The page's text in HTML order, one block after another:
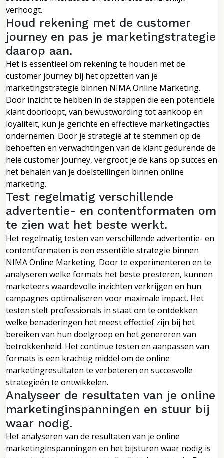
verhoogt.
Houd rekening met de customer
journey en pas je marketingstrategie
daarop aan.
Het is essentieel om rekening te houden met de
customer journey bij het opzetten van je
marketingstrategie binnen NIMA Online Marketing.
Door inzicht te hebben in de stappen die een potentiële
klant doorloopt, van bewustwording tot aankoop en
loyaliteit, kun je gerichte en effectieve marketingacties
ondernemen. Door je strategie af te stemmen op de
behoeften en verwachtingen van de klant gedurende de
hele customer journey, vergroot je de kans op succes en
het behalen van je doelstellingen binnen online
marketing.
Test regelmatig verschillende
advertentie- en contentformaten om
te zien wat het beste werkt.
Het regelmatig testen van verschillende advertentie- en
contentformaten is een essentiële strategie binnen
NIMA Online Marketing. Door te experimenteren en te
analyseren welke formats het beste presteren, kunnen
marketeers waardevolle inzichten verkrijgen en hun
campagnes optimaliseren voor maximale impact. Het
testen stelt professionals in staat om te ontdekken
welke benaderingen het meest effectief zijn bij het
bereiken van hun doelgroep en het genereren van
betrokkenheid. Het continue testen en aanpassen van
formats is een krachtig middel om de online
marketingresultaten te verbeteren en succesvolle
strategieën te ontwikkelen.
Analyseer de resultaten van je online
marketinginspanningen en stuur bij
waar nodig.
Het analyseren van de resultaten van je online
marketinginspanningen en het bijsturen waar nodig is